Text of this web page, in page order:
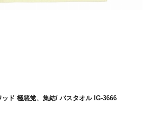
ッド 極悪党、集結/ バスタオル IG-3666